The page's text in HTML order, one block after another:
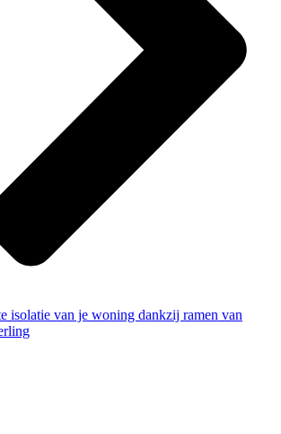
isolatie van je woning dankzij ramen van